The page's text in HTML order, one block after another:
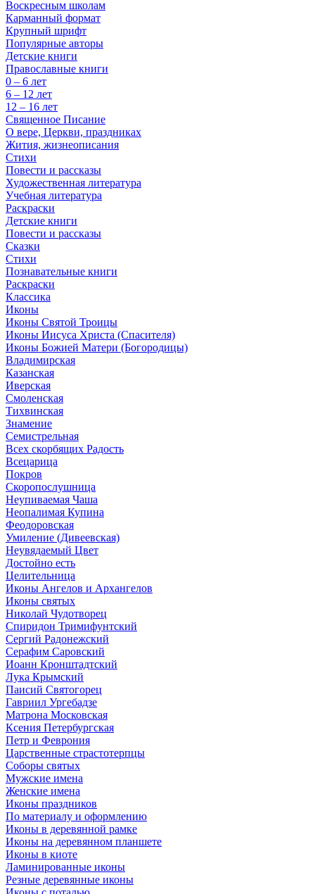
Воскресным школам
Карманный формат
Крупный шрифт
Популярные авторы
Детские книги
Православные книги
0 – 6 лет
6 – 12 лет
12 – 16 лет
Священное Писание
О вере, Церкви, праздниках
Жития, жизнеописания
Стихи
Повести и рассказы
Художественная литература
Учебная литература
Раскраски
Детские книги
Повести и рассказы
Сказки
Стихи
Познавательные книги
Раскраски
Классика
Иконы
Иконы Святой Троицы
Иконы Иисуса Христа (Спасителя)
Иконы Божией Матери (Богородицы)
Владимирская
Казанская
Иверская
Смоленская
Тихвинская
Знамение
Семистрельная
Всех скорбящих Радость
Всецарица
Покров
Скоропослушница
Неупиваемая Чаша
Неопалимая Купина
Феодоровская
Умиление (Дивеевская)
Неувядаемый Цвет
Достойно есть
Целительница
Иконы Ангелов и Архангелов
Иконы святых
Николай Чудотворец
Спиридон Тримифунтский
Сергий Радонежский
Серафим Саровский
Иоанн Кронштадтский
Лука Крымский
Паисий Святогорец
Гавриил Ургебадзе
Матрона Московская
Ксения Петербургская
Петр и Феврония
Царственные страстотерпцы
Соборы святых
Мужские имена
Женские имена
Иконы праздников
По материалу и оформлению
Иконы в деревянной рамке
Иконы на деревянном планшете
Иконы в киоте
Ламинированные иконы
Резные деревянные иконы